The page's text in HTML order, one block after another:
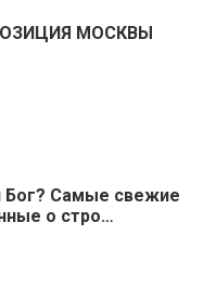
МОСКВЫ
Бог? Самые свежие
о стро…